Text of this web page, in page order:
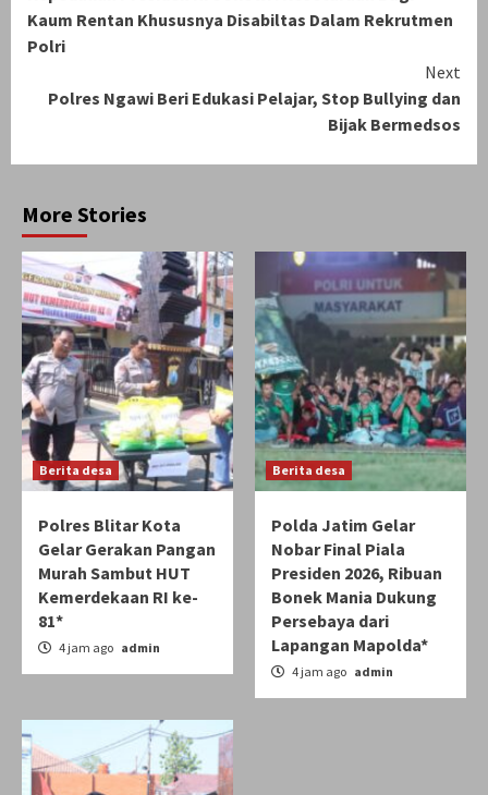
Kaum Rentan Khususnya Disabiltas Dalam Rekrutmen
Polri
Next
Polres Ngawi Beri Edukasi Pelajar, Stop Bullying dan
Bijak Bermedsos
More Stories
Berita desa
Polres Blitar Kota
Gelar Gerakan Pangan
Murah Sambut HUT
Kemerdekaan RI ke-
81*
4 jam ago admin
Berita desa
Polda Jatim Gelar
Nobar Final Piala
Presiden 2026, Ribuan
Bonek Mania Dukung
Persebaya dari
Lapangan Mapolda*
4 jam ago admin